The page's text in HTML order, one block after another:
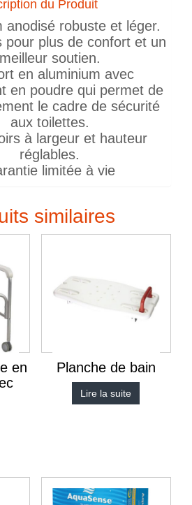
du Produit
anodisé robuste et léger.
pour plus de confort et un
meilleur soutien.
en aluminium avec
en poudre qui permet de
le cadre de sécurité
aux toilettes.
à largeur et hauteur
réglables.
limitée à vie
similaires
en
Planche de bain
Lire la suite